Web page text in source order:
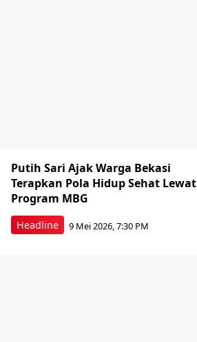
Headline
Putih Sari Ajak Warga Bekasi
Terapkan Pola Hidup Sehat Lewat
Program MBG
9 Mei 2026, 7:30 PM